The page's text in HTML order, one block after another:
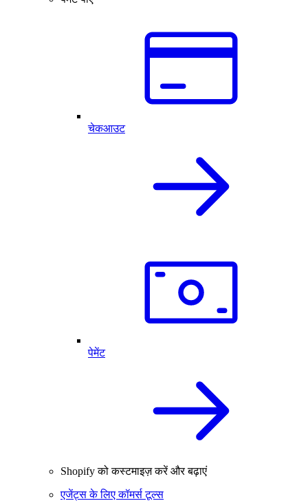
चेकआउट
पेमेंट
Shopify को कस्टमाइज़ करें और बढ़ाएं
एजेंट्स के लिए कॉमर्स टूल्स